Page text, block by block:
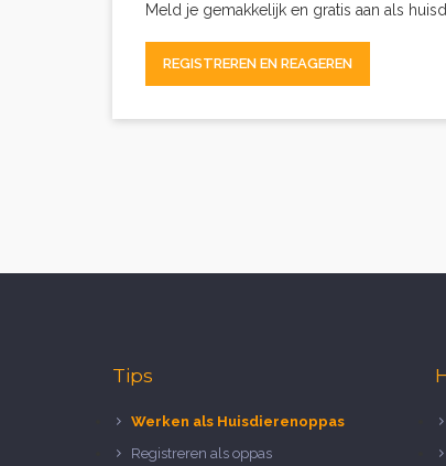
Meld je gemakkelijk en gratis aan als
REGISTREREN EN REAGEREN
Tips
Werken als Huisdierenoppas
Registreren als oppas